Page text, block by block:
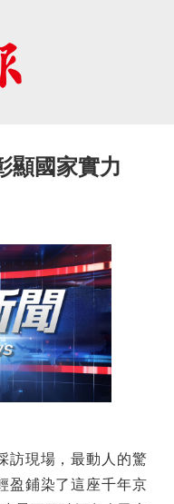
顯國家實力
現場，最動人的驚
盈鋪染了這座千年京